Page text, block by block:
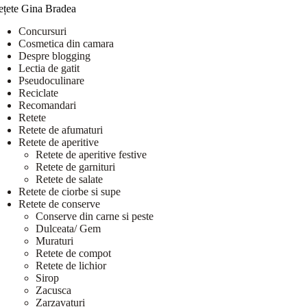
Gina Bradea
Concursuri
Cosmetica din camara
Despre blogging
Lectia de gatit
Pseudoculinare
Reciclate
Recomandari
Retete
Retete de afumaturi
Retete de aperitive
Retete de aperitive festive
Retete de garnituri
Retete de salate
Retete de ciorbe si supe
Retete de conserve
Conserve din carne si peste
Dulceata/ Gem
Muraturi
Retete de compot
Retete de lichior
Sirop
Zacusca
Zarzavaturi